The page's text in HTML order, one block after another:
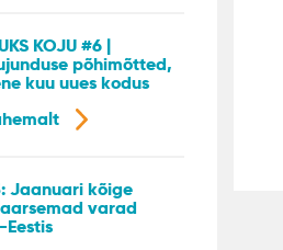
KOJU #6 |
põhimõtted,
kuu uues kodus
Jaanuari kõige
varad
Eestis